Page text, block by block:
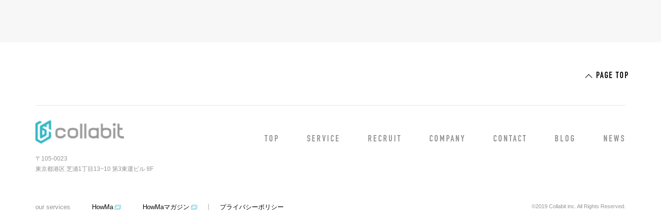
PAGE TOP
TOP SERVICE RECRUIT COMPANY CONTACT BLOG NEWS
〒105-0023
東京都港区 芝浦1丁目13−10 第3東運ビル 8F
our services HowMa HowMaマガジン プライバシーポリシー ©2019 Collabit inc. All Rights Reserved.